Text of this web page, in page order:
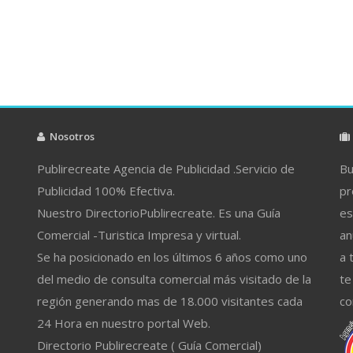
Nosotros
Publirecreate Agencia de Publicidad .Servicio de
Publicidad 100% Efectiva.
Nuestro DirectorioPublirecreate. Es una Guía
Comercial -Turistica Impresa y virtual.
Se ha posicionado en los últimos 6 años como uno
del medio de consulta comercial más visitado de la
región generando mas de 18.000 visitantes cada
24 Hora en nuestro portal Web.
Directorio Publirecreate ( Guía Comercial)
a
te